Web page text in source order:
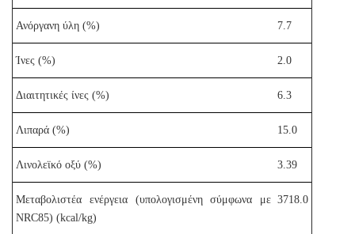
Ανόργανη ύλη (%) 7.7
Ίνες (%) 2.0
Διαιτητικές ίνες (%) 6.3
Λιπαρά (%) 15.0
Λινολεϊκό οξύ (%) 3.39
Μεταβολιστέα ενέργεια (υπολογισμένη σύμφωνα με
NRC85) (kcal/kg)
3718.0